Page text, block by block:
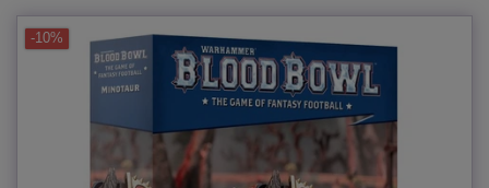
-10%